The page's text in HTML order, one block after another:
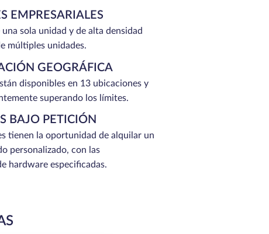
EMPRESARIALES
una sola unidad y de alta densidad
múltiples unidades.
GEOGRÁFICA
disponibles en 13 ubicaciones y
superando los límites.
BAJO PETICIÓN
tienen la oportunidad de alquilar un
personalizado, con las
hardware especificadas.